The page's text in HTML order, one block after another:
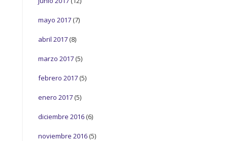
mayo 2017 (7)
abril 2017 (8)
marzo 2017 (5)
febrero 2017 (5)
enero 2017 (5)
diciembre 2016 (6)
noviembre 2016 (5)